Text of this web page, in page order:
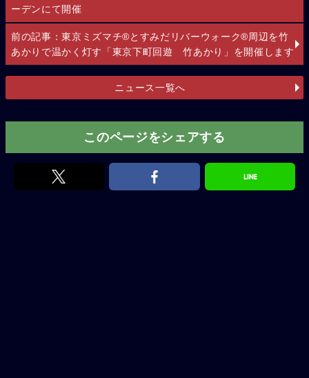
ーデンにて開催
前の記事：東京ミズマチ®とすみだリバーウォーク®周辺を竹
あかりで温かく灯す「東京下町回遊 竹あかり」を開催します
ニュース一覧へ
このページをシェアする